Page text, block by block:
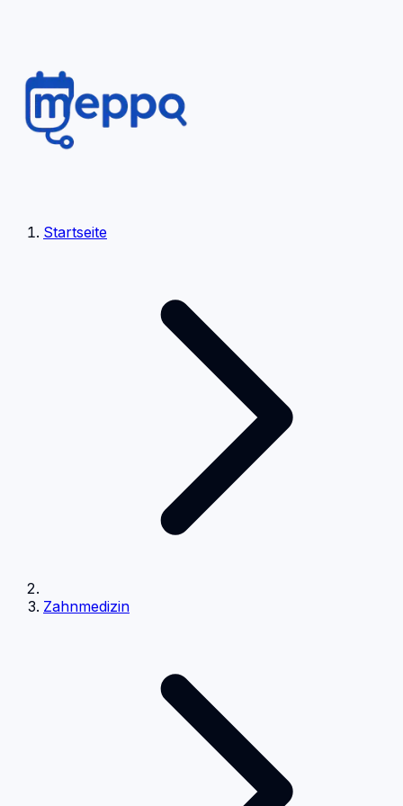
Startseite
Zahnmedizin